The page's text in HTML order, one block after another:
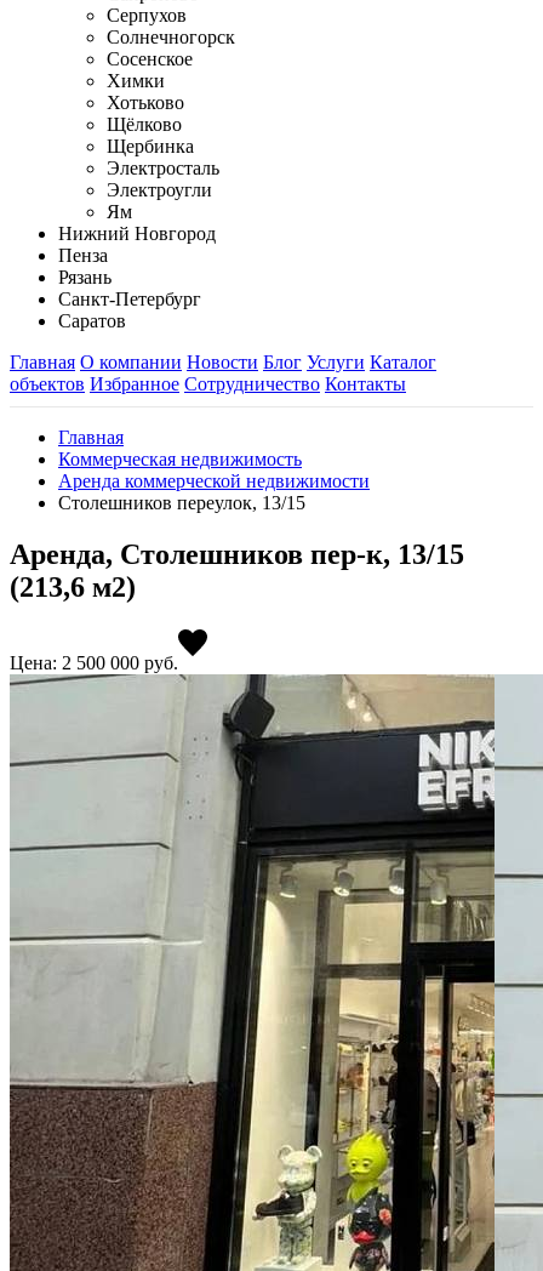
Серпухов
Солнечногорск
Сосенское
Химки
Хотьково
Щёлково
Щербинка
Электросталь
Электроугли
Ям
Нижний Новгород
Пенза
Рязань
Санкт-Петербург
Саратов
Главная О компании Новости Блог Услуги Каталог
объектов Избранное Сотрудничество Контакты
Главная
Коммерческая недвижимость
Аренда коммерческой недвижимости
Столешников переулок, 13/15
Аренда, Столешников пер-к, 13/15
(213,6 м2)
Цена: 2 500 000 руб.